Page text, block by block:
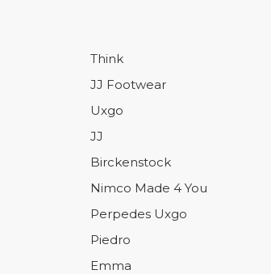
Think
JJ Footwear
Uxgo
JJ
Birckenstock
Nimco Made 4 You
Perpedes Uxgo
Piedro
Emma